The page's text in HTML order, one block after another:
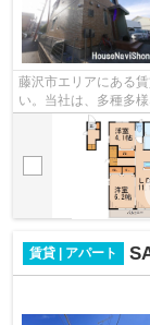
藤沢市エリアにある
い。当社は、多種多
などございましたら
賃貸 | アパート